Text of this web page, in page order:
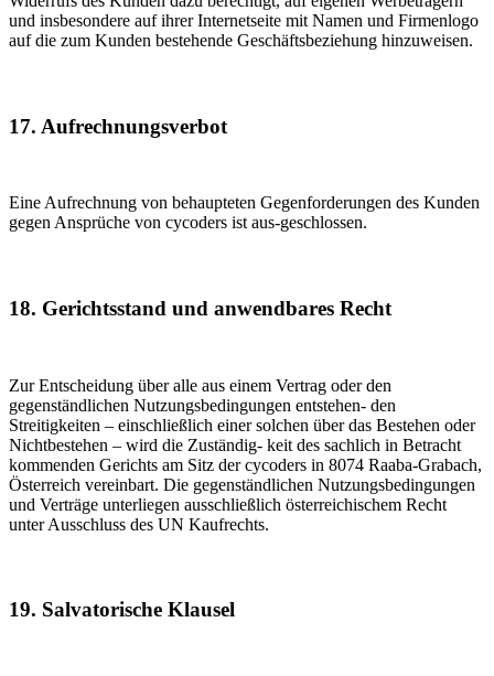
und insbesondere auf ihrer Internetseite mit Namen und Firmenlogo
auf die zum Kunden bestehende Geschäftsbeziehung hinzuweisen.
17. Aufrechnungsverbot
Eine Aufrechnung von behaupteten Gegenforderungen des Kunden
gegen Ansprüche von cycoders ist aus-geschlossen.
18. Gerichtsstand und anwendbares Recht
Zur Entscheidung über alle aus einem Vertrag oder den
gegenständlichen Nutzungsbedingungen entstehen- den
Streitigkeiten – einschließlich einer solchen über das Bestehen oder
Nichtbestehen – wird die Zuständig- keit des sachlich in Betracht
kommenden Gerichts am Sitz der cycoders in 8074 Raaba-Grabach,
Österreich vereinbart. Die gegenständlichen Nutzungsbedingungen
und Verträge unterliegen ausschließlich österreichischem Recht
unter Ausschluss des UN Kaufrechts.
19. Salvatorische Klausel